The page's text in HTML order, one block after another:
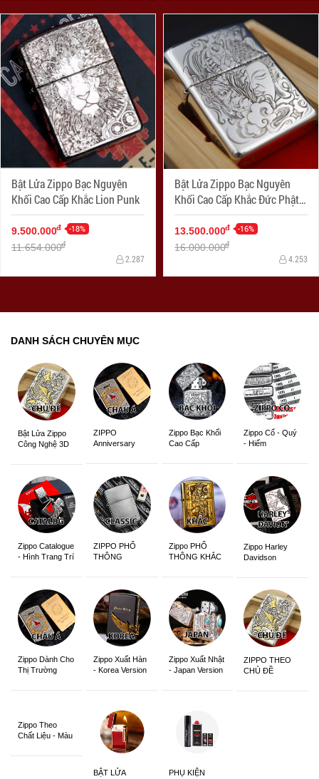
Bật Lửa Zippo Bạc Nguyên
Khối Cao Cấp Khắc Lion Punk
9.500.000đ -18%
11.654.000đ
2.287
Bật Lửa Zippo Bạc Nguyên
Khối Cao Cấp Khắc Đức Phật
Và Quỷ Bản Armor
13.500.000đ -16%
16.000.000đ
4.253
DANH SÁCH CHUYÊN MỤC
Bật Lửa Zippo
Công Nghệ 3D
ZIPPO
Anniversary
Zippo Bạc Khối
Cao Cấp
Zippo Cổ - Quý
- Hiếm
Zippo Catalogue
- Hình Trang Trí
ZIPPO PHỔ
THÔNG
Zippo PHỔ
THÔNG KHẮC
Zippo Harley
Davidson
Zippo Dành Cho
Thị Trường
Zippo Xuất Hàn
- Korea Version
Zippo Xuất Nhật
- Japan Version
ZIPPO THEO
CHỦ ĐỀ
Zippo Theo
Chất Liệu - Màu
BẬT LỬA PHỤ KIỆN